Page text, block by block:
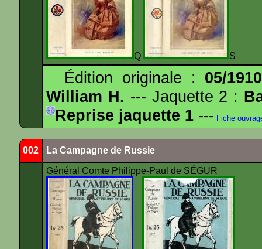
Q S
Édition originale : 05/1910
William H. --- Jaquette 2 :
Reprise jaquette 1 --- Fiche
002 La Campagne de Russie
Général Comte Philippe-Paul de SÉGUR